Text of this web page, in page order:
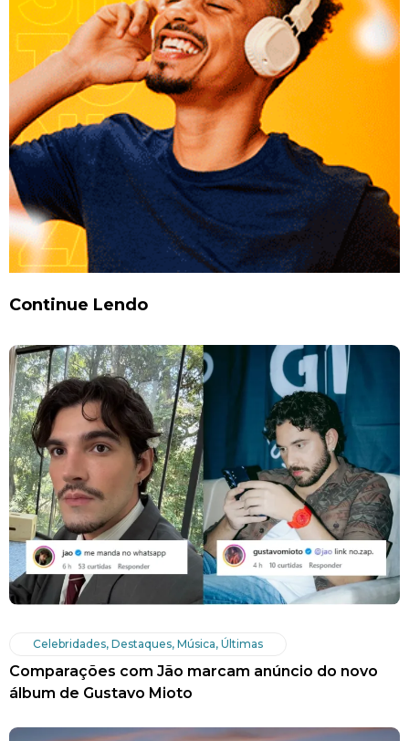
Continue Lendo
Celebridades, Destaques, Música, Últimas
Comparações com Jão marcam anúncio do novo
álbum de Gustavo Mioto